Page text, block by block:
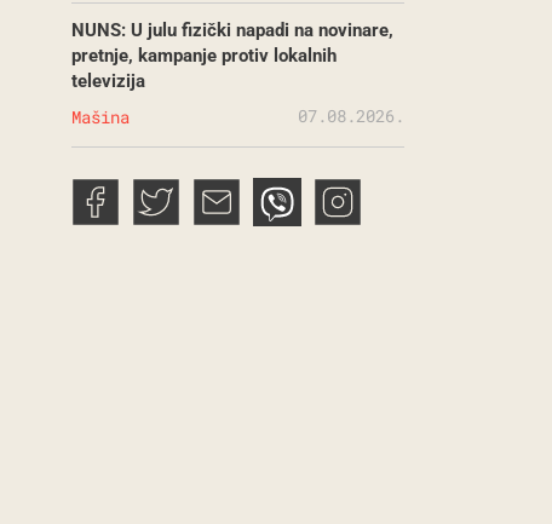
NUNS: U julu fizički napadi na novinare,
pretnje, kampanje protiv lokalnih
televizija
Mašina 07.08.2026.